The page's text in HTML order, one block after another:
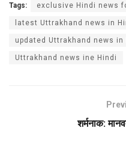
Tags: exclusive Hindi news
latest Uttrakhand news in
updated Uttrakhand news in
Uttrakhand news ine Hindi
शर्मनाक: